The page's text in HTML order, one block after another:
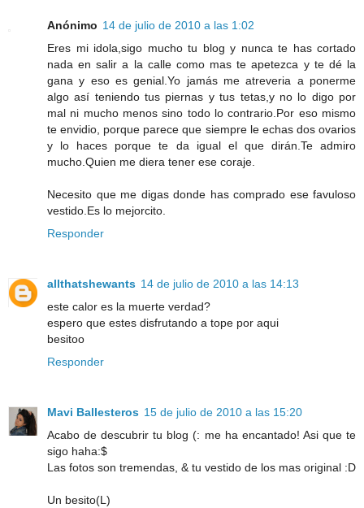
Anónimo 14 de julio de 2010 a las 1:02
Eres mi idola,sigo mucho tu blog y nunca te has cortado
nada en salir a la calle como mas te apetezca y te dé la
gana y eso es genial.Yo jamás me atreveria a ponerme
algo así teniendo tus piernas y tus tetas,y no lo digo por
mal ni mucho menos sino todo lo contrario.Por eso mismo
te envidio, porque parece que siempre le echas dos ovarios
y lo haces porque te da igual el que dirán.Te admiro
mucho.Quien me diera tener ese coraje.
Necesito que me digas donde has comprado ese favuloso
vestido.Es lo mejorcito.
Responder
allthatshewants 14 de julio de 2010 a las 14:13
este calor es la muerte verdad?
espero que estes disfrutando a tope por aqui
besitoo
Responder
Mavi Ballesteros 15 de julio de 2010 a las 15:20
Acabo de descubrir tu blog (: me ha encantado! Asi que te
sigo haha:$
Las fotos son tremendas, & tu vestido de los mas original :D
Un besito(L)